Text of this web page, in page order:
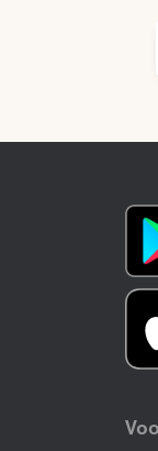
Check-in en
Check-in vanaf
Uitchecken tot